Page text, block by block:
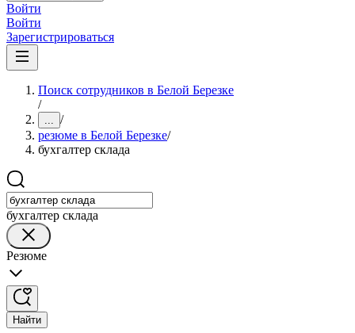
Войти
Войти
Зарегистрироваться
Поиск сотрудников в Белой Березке
/
... /
резюме в Белой Березке/
бухгалтер склада
бухгалтер склада
Резюме
Найти